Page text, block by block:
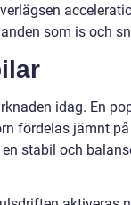
som is och
idag. En
fördelas jämnt
stabil och